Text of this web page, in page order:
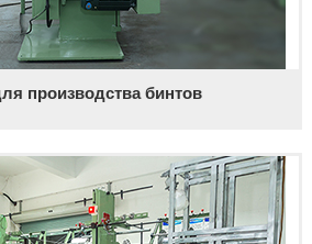
производства бинтов